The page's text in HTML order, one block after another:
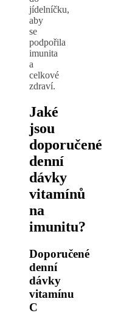
jídelníčku,
aby
se
podpořila
imunita
a
celkové
zdraví.
Jaké
jsou
doporučené
denní
dávky
vitamínů
na
imunitu?
Doporučené
denní
dávky
vitamínu
C